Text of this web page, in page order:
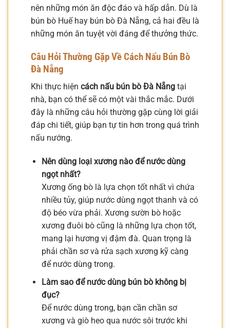
nên những món ăn độc đáo và hấp dẫn. Dù là
bún bò Huế hay bún bò Đà Nẵng, cả hai đều là
những món ăn tuyệt vời đáng để thưởng thức.
Câu Hỏi Thường Gặp Về Cách Nấu Bún Bò
Đà Nẵng
Khi thực hiện cách nấu bún bò Đà Nẵng tại
nhà, bạn có thể sẽ có một vài thắc mắc. Dưới
đây là những câu hỏi thường gặp cùng lời giải
đáp chi tiết, giúp bạn tự tin hơn trong quá trình
nấu nướng.
Nên dùng loại xương nào để nước dùng
ngọt nhất?
Xương ống bò là lựa chọn tốt nhất vì chứa
nhiều tủy, giúp nước dùng ngọt thanh và có
độ béo vừa phải. Xương sườn bò hoặc
xương đuôi bò cũng là những lựa chọn tốt,
mang lại hương vị đậm đà. Quan trọng là
phải chần sơ và rửa sạch xương kỹ càng
để nước dùng trong.
Làm sao để nước dùng bún bò không bị
đục?
Để nước dùng trong, bạn cần chần sơ
xương và giò heo qua nước sôi trước khi